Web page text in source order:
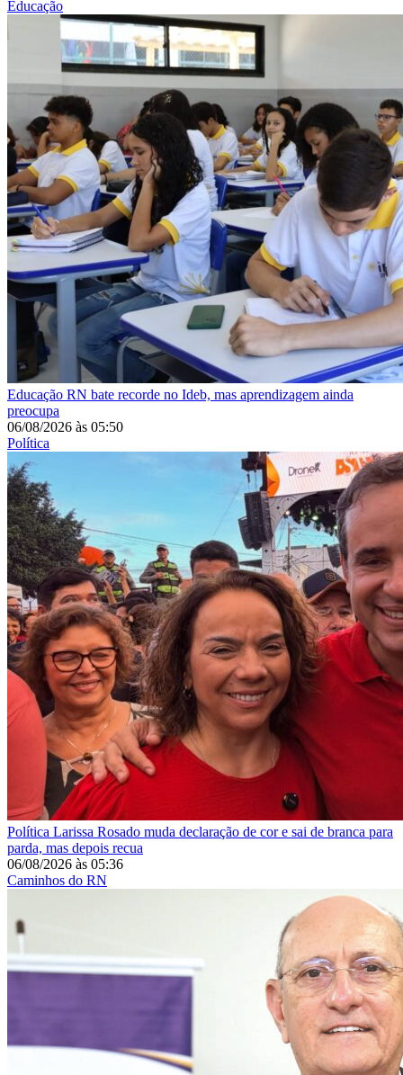
Educação
Educação RN bate recorde no Ideb, mas aprendizagem ainda
preocupa
06/08/2026 às 05:50
Política
Política Larissa Rosado muda declaração de cor e sai de branca para
parda, mas depois recua
06/08/2026 às 05:36
Caminhos do RN